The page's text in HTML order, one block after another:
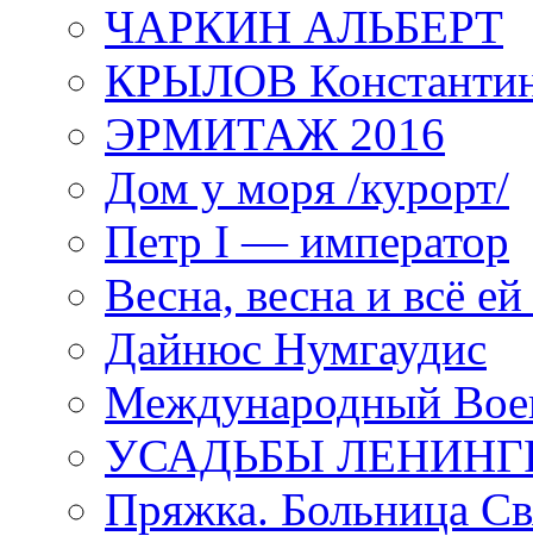
ЧАРКИН АЛЬБЕРТ
КРЫЛОВ
ЭРМИТАЖ 2016
Дом у моря /курорт/
Петр I — император
Весна, весна и всё
Дайнюс Нумгаудис
Международный
УСАДЬБЫ
Пряжка. Больница